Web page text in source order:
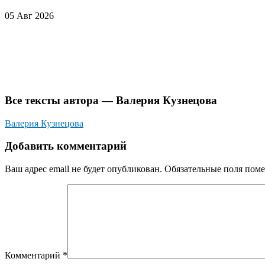
05 Авг 2026
Все тексты автора — Валерия Кузнецова
Валерия Кузнецова
Добавить комментарий
Ваш адрес email не будет опубликован. Обязательные поля
Комментарий *